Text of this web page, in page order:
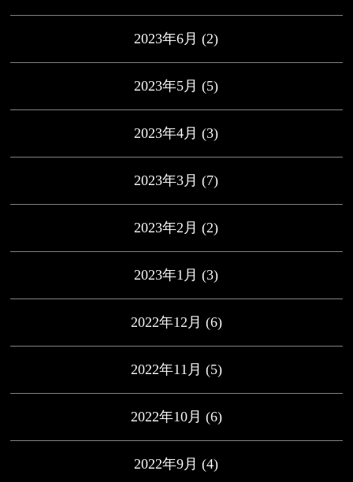
2023年6月 (2)
2023年5月 (5)
2023年4月 (3)
2023年3月 (7)
2023年2月 (2)
2023年1月 (3)
2022年12月 (6)
2022年11月 (5)
2022年10月 (6)
2022年9月 (4)